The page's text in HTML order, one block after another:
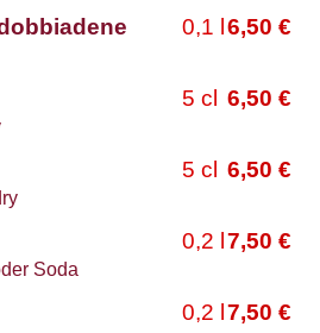
0,1 l 6,50 €
5 cl 6,50 €
5 cl 6,50 €
0,2 7,50 €
Soda
0,2 7,50 €